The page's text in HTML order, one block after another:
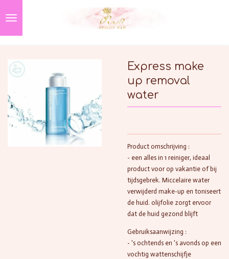
direct
Express make
up removal
water
Product omschrijving :
- een alles in 1 reiniger, ideaal
product voor op vakantie of bij
tijdsgebrek. Miccelaire water
verwijderd make-up en toniseert
de huid. olijfolie zorgt ervoor
dat de huid gezond blijft
Gebruiksaanwijzing :
- 's ochtends en 's avonds op een
vochtig wattenschijfje